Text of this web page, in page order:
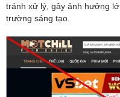
tránh xử lý, gây ảnh hưởng
trường sáng tạo.